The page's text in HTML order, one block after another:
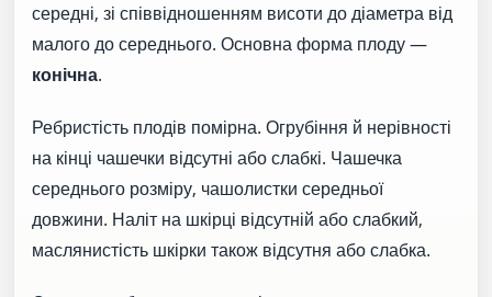
середні, зі співвідношенням висоти до діаметра від
малого до середнього. Основна форма плоду —
конічна.
Ребристість плодів помірна. Огрубіння й нерівності
на кінці чашечки відсутні або слабкі. Чашечка
середнього розміру, чашолистки середньої
довжини. Наліт на шкірці відсутній або слабкий,
маслянистість шкірки також відсутня або слабка.